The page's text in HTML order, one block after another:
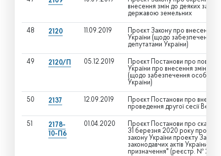
внесення змін до деяких
державою земельних
48 2120 11.09.2019
Проєкт Закону про внесення
України (щодо забезпечення
депутатами України)
49 2120/П 05.12.2019
Проєкт Постанови про
України про внесення змін до
(щодо забезпечення
України)
50 2137 12.09.2019
Проєкт Постанови про
проведення другої сесії
51
2178-
10-П6
01.04.2020
Проєкт Постанови про
31 березня 2020 року про
закону України проекту
законодавчих актів України
призначення" (реєстр. № 2178-